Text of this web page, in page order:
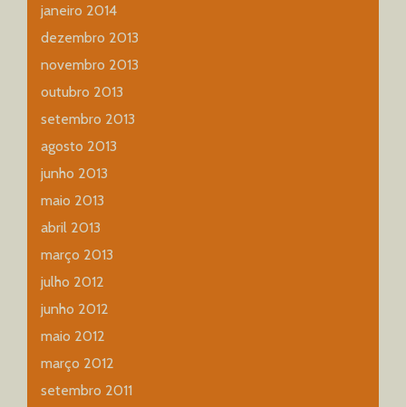
janeiro 2014
dezembro 2013
novembro 2013
outubro 2013
setembro 2013
agosto 2013
junho 2013
maio 2013
abril 2013
março 2013
julho 2012
junho 2012
maio 2012
março 2012
setembro 2011